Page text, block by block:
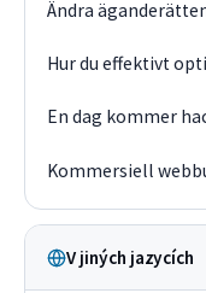
Ändra
Hur du effektivt
En dag kommer
V jiných jazycích